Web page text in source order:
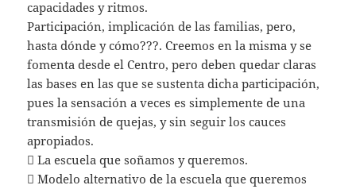
capacidades y ritmos.
Participación, implicación de las familias, pero,
hasta dónde y cómo???. Creemos en la misma y se
fomenta desde el Centro, pero deben quedar claras
las bases en las que se sustenta dicha participación,
pues la sensación a veces es simplemente de una
transmisión de quejas, y sin seguir los cauces
apropiados.
 La escuela que soñamos y queremos.
 Modelo alternativo de la escuela que queremos